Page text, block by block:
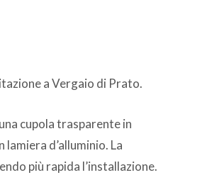
a Vergaio di Prato.
cupola trasparente in
d’alluminio. La
più rapida l’installazione.